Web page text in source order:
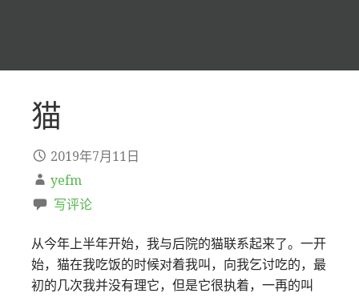
猫
2019年7月11日
yefm
写评论
从今年上半年开始，我与后院的猫联系起来了。一开
始，猫在我吃饭的时候对着我叫，向我乞讨吃的，最
初的几次我并没有理它，但是它很执着，一再的叫